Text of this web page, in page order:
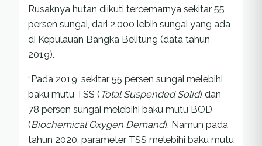
Rusaknya hutan diikuti tercemarnya sekitar 55
persen sungai, dari 2.000 lebih sungai yang ada
di Kepulauan Bangka Belitung (data tahun
2019).
“Pada 2019, sekitar 55 persen sungai melebihi
baku mutu TSS ( Total Suspended Solid) dan
78 persen sungai melebihi baku mutu BOD
(Biochemical Oxygen Demand). Namun pada
tahun 2020, parameter TSS melebihi baku mutu